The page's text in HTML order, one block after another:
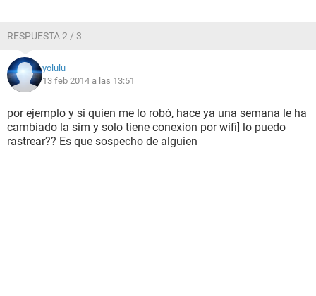
RESPUESTA 2 / 3
yolulu
13 feb 2014 a las 13:51
por ejemplo y si quien me lo robó, hace ya una semana le ha
cambiado la sim y solo tiene conexion por wifi] lo puedo
rastrear?? Es que sospecho de alguien